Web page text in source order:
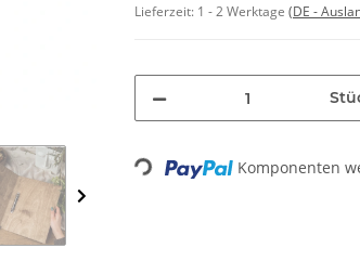
Lieferzeit: 1 - 2 Werktage (DE -
Loading... Komponenten